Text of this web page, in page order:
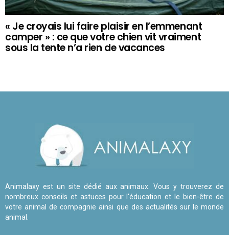
« Je croyais lui faire plaisir en l’emmenant
camper » : ce que votre chien vit vraiment
sous la tente n’a rien de vacances
Animalaxy est un site dédié aux animaux. Vous y trouverez de
nombreux conseils et astuces pour l'éducation et le bien-être de
votre animal de compagnie ainsi que des actualités sur le monde
animal.